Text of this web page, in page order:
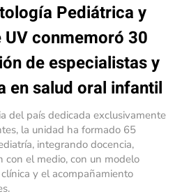
Pediátrica y
conmemoró 30
de especialistas y
en salud oral infantil
del país dedicada exclusivamente
la unidad ha formado 65
integrando docencia,
con el medio, con un modelo
y el acompañamiento